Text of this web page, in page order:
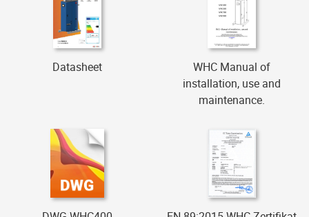
Datasheet
WHC Manual of
installation, use and
maintenance.